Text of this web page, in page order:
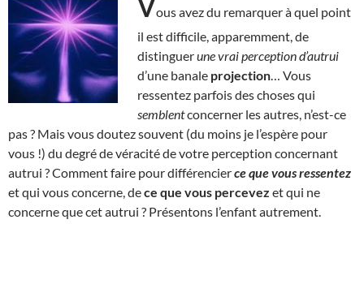
Vous avez du remarquer à quel point
il est difficile, apparemment, de
distinguerune vrai perception d’autrui
d’une banale projection … Vous
ressentez parfois des choses qui
semblentconcerner les autres, n’est-ce
pas ? Mais vous doutez souvent (du moins je l’espère pour
vous !) du degré de véracité de votre perception concernant
autrui ? Comment faire pour différencierce que vous ressentez
et qui vous concerne, dece que vous percevez et qui ne
concerne que cet autrui ? Présentons l’enfant autrement.